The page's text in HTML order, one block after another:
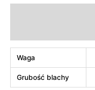
Waga
Grubość blachy